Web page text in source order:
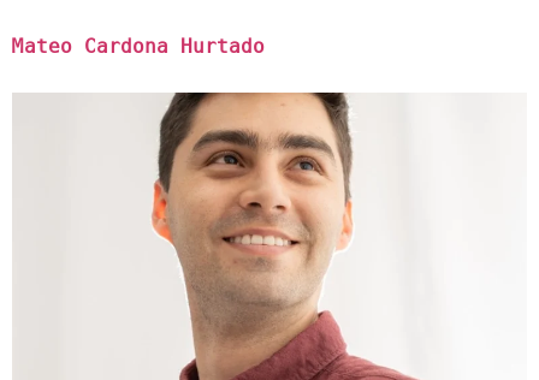
Mateo Cardona Hurtado